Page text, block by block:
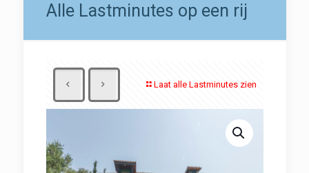
Alle Lastminutes op een rij
Laat alle Lastminutes zien